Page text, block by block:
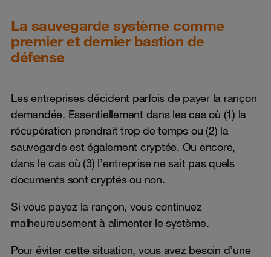
La sauvegarde système comme
premier et dernier bastion de
défense
Les entreprises décident parfois de payer la rançon
demandée. Essentiellement dans les cas où (1) la
récupération prendrait trop de temps ou (2) la
sauvegarde est également cryptée. Ou encore,
dans le cas où (3) l’entreprise ne sait pas quels
documents sont cryptés ou non.
Si vous payez la rançon, vous continuez
malheureusement à alimenter le système.
Pour éviter cette situation, vous avez besoin d’une